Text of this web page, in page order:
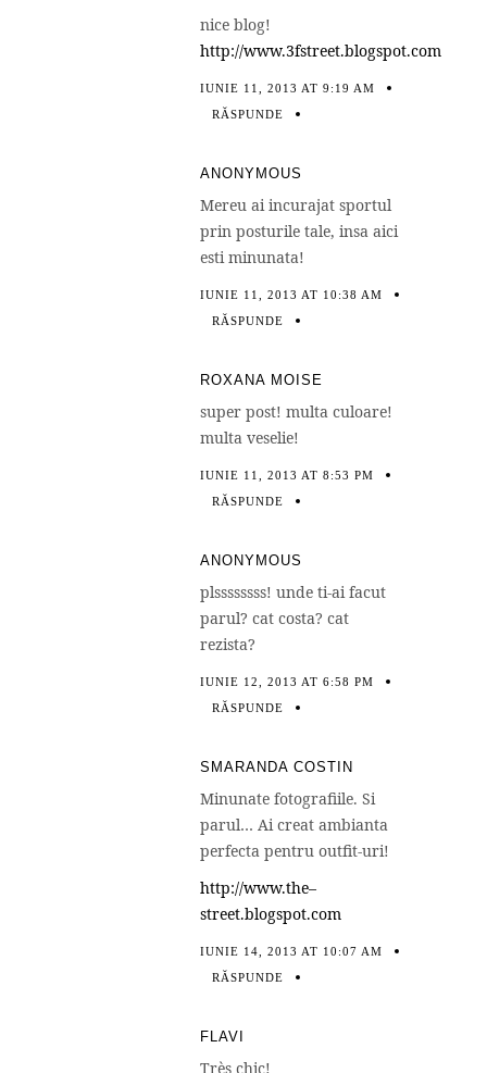
nice blog!
http://www.3fstreet.blogspot.com
IUNIE 11, 2013 AT 9:19 AM
RĂSPUNDE
ANONYMOUS
Mereu ai incurajat sportul
prin posturile tale, insa aici
esti minunata!
IUNIE 11, 2013 AT 10:38 AM
RĂSPUNDE
ROXANA MOISE
super post! multa culoare!
multa veselie!
IUNIE 11, 2013 AT 8:53 PM
RĂSPUNDE
ANONYMOUS
plssssssss! unde ti-ai facut
parul? cat costa? cat
rezista?
IUNIE 12, 2013 AT 6:58 PM
RĂSPUNDE
SMARANDA COSTIN
Minunate fotografiile. Si
parul… Ai creat ambianta
perfecta pentru outfit-uri!
http://www.the–
street.blogspot.com
IUNIE 14, 2013 AT 10:07 AM
RĂSPUNDE
FLAVI
Très chic!